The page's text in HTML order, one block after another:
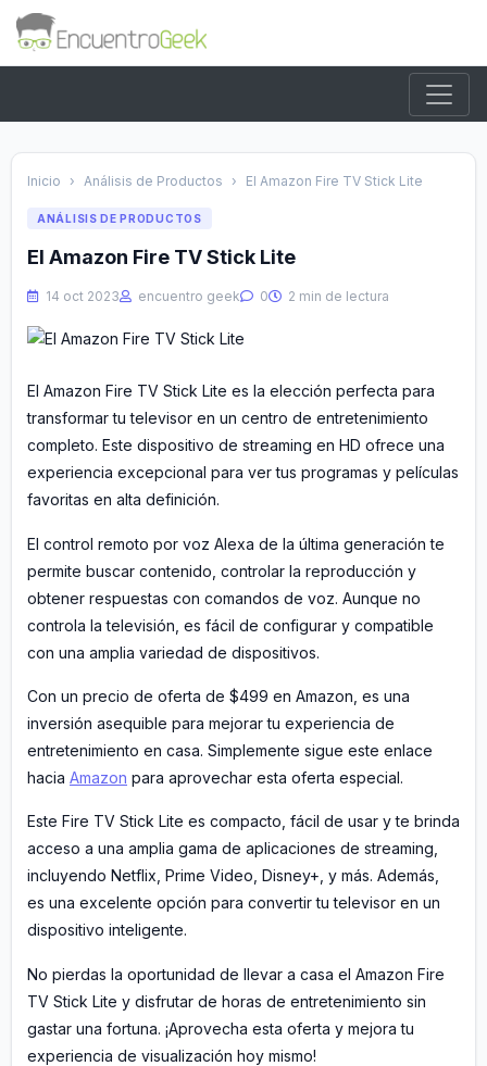
Inicio › Análisis de Productos › El Amazon Fire TV Stick Lite
ANÁLISIS DE PRODUCTOS
El Amazon Fire TV Stick Lite
14 oct 2023 encuentro geek 0 2 min de lectura
El Amazon Fire TV Stick Lite es la elección perfecta para
transformar tu televisor en un centro de entretenimiento
completo. Este dispositivo de streaming en HD ofrece una
experiencia excepcional para ver tus programas y películas
favoritas en alta definición.
El control remoto por voz Alexa de la última generación te
permite buscar contenido, controlar la reproducción y
obtener respuestas con comandos de voz. Aunque no
controla la televisión, es fácil de configurar y compatible
con una amplia variedad de dispositivos.
Con un precio de oferta de $499 en Amazon, es una
inversión asequible para mejorar tu experiencia de
entretenimiento en casa. Simplemente sigue este enlace
hacia Amazon para aprovechar esta oferta especial.
Este Fire TV Stick Lite es compacto, fácil de usar y te brinda
acceso a una amplia gama de aplicaciones de streaming,
incluyendo Netflix, Prime Video, Disney+, y más. Además,
es una excelente opción para convertir tu televisor en un
dispositivo inteligente.
No pierdas la oportunidad de llevar a casa el Amazon Fire
TV Stick Lite y disfrutar de horas de entretenimiento sin
gastar una fortuna. ¡Aprovecha esta oferta y mejora tu
experiencia de visualización hoy mismo!